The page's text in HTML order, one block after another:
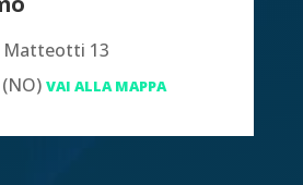
Matteotti 13
VAI ALLA MAPPA